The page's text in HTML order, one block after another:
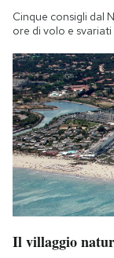
Cinque consigli dal
ore di volo e svariati
Il villaggio